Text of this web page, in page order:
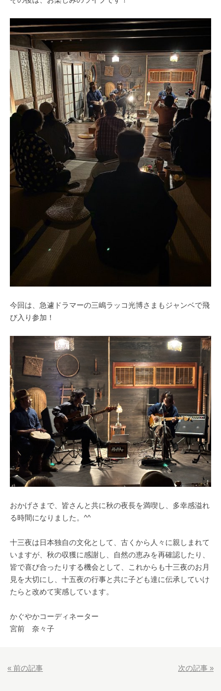
今回は、急遽ドラマーの三嶋ラッコ光博さまもジャンベで飛
び入り参加！
おかげさまで、皆さんと共に秋の夜長を満喫し、多幸感溢れ
る時間になりました。^^
十三夜は日本独自の文化として、古くから人々に親しまれて
いますが、秋の収獲に感謝し、自然の恵みを再確認したり、
皆で喜び合ったりする機会として、これからも十三夜のお月
見を大切にし、十五夜の行事と共に子ども達に伝承していけ
たらと改めて実感しています。
かぐやかコーディネーター
宮前 奈々子
« 前の記事 次の記事 »